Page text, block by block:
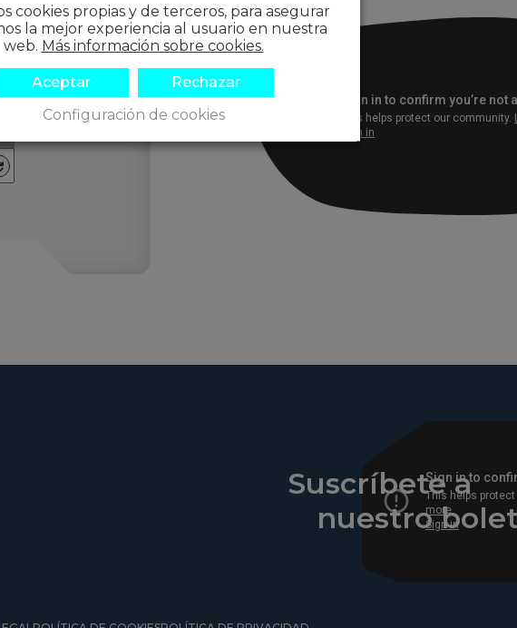
Suscríbete a
nuestro
cookies propias y de terceros, para asegurar
la mejor experiencia al usuario en nuestra
web. Más información sobre cookies.
Aceptar
Rechazar
Configuración de cookies